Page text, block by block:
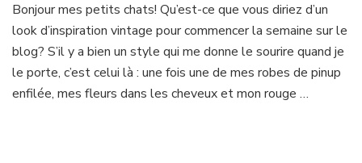
lemon
à
l’église
la
Madeleine
Bonjour mes petits chats! Qu’est-ce que vous diriez d’un
look d’inspiration vintage pour commencer la semaine sur le
blog? S’il y a bien un style qui me donne le sourire quand je
le porte, c’est celui là : une fois une de mes robes de pinup
enfilée, mes fleurs dans les cheveux et mon rouge …